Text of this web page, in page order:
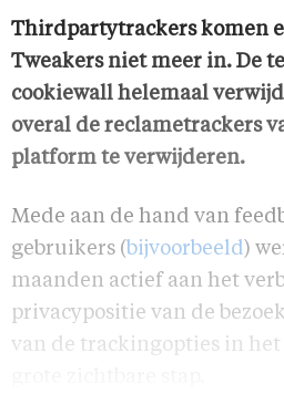
Thirdpartytrackers komen
Tweakers niet meer in. De
cookiewall helemaal
overal de reclametrackers
platform te verwijderen.
Mede aan de hand van
gebruikers (bijvoorbeeld)
maanden actief aan het
privacypositie van de
van de trackingopties in